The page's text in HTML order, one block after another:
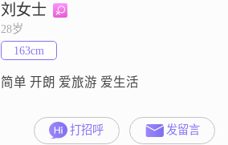
元之间，通过自己的辛勤劳动为生
活奋斗##3002##我学历不高，只有
高中及以下，但我始终坚信，学历
并不代表能力，更不代表一个人的
品质##
刘女士
28岁
163cm
简单 开朗 爱旅游 爱生活
打招呼 发留言